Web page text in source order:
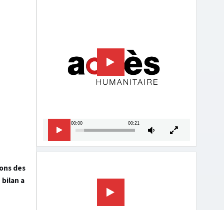
des
a
00:00 00:21